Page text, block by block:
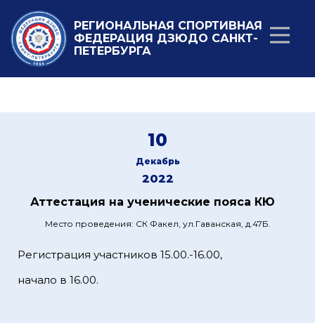
РЕГИОНАЛЬНАЯ СПОРТИВНАЯ
ФЕДЕРАЦИЯ ДЗЮДО САНКТ-
ПЕТЕРБУРГА
10
Декабрь
2022
Аттестация на ученические пояса КЮ
Место проведения: СК Факел, ул.Гаванская, д.47Б.
Регистрация участников 15.00.-16.00,
начало в 16.00.